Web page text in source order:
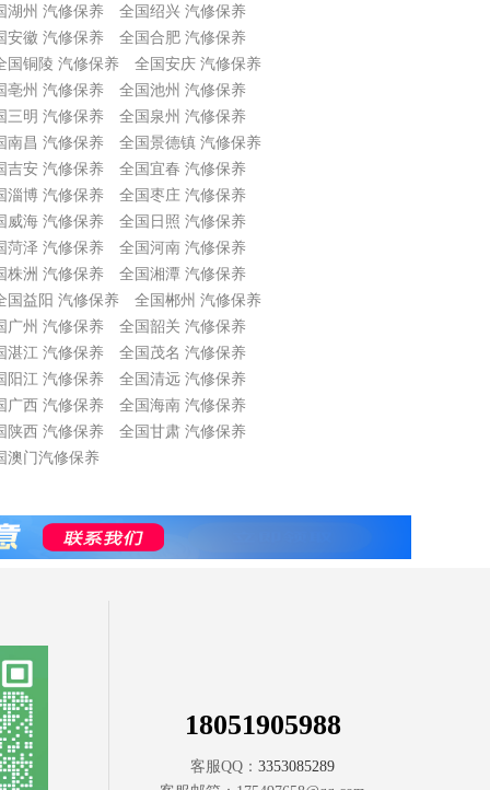
湖州 汽修保养
全国绍兴 汽修保养
安徽 汽修保养
全国合肥 汽修保养
国铜陵 汽修保养
全国安庆 汽修保养
亳州 汽修保养
全国池州 汽修保养
三明 汽修保养
全国泉州 汽修保养
南昌 汽修保养
全国景德镇 汽修保养
吉安 汽修保养
全国宜春 汽修保养
淄博 汽修保养
全国枣庄 汽修保养
威海 汽修保养
全国日照 汽修保养
菏泽 汽修保养
全国河南 汽修保养
株洲 汽修保养
全国湘潭 汽修保养
国益阳 汽修保养
全国郴州 汽修保养
广州 汽修保养
全国韶关 汽修保养
湛江 汽修保养
全国茂名 汽修保养
阳江 汽修保养
全国清远 汽修保养
广西 汽修保养
全国海南 汽修保养
陕西 汽修保养
全国甘肃 汽修保养
澳门汽修保养
18051905988
客服QQ： 3353085289